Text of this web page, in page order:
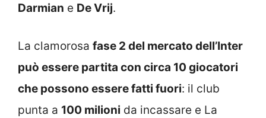
Darmian e De Vrij.
La clamorosa fase 2 del mercato dell’Inter
può essere partita con circa 10 giocatori
che possono essere fatti fuori: il club
punta a 100 milioni da incassare e La